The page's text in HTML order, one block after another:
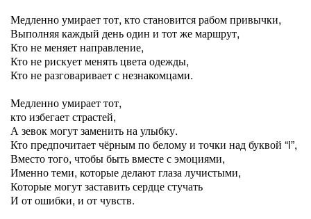
Медленно умирает тот, кто становится рабом привычки,
Выполняя каждый день один и тот же маршрут,
Кто не меняет направление,
Кто не рискует менять цвета одежды,
Кто не разговаривает с незнакомцами.
Медленно умирает тот,
кто избегает страстей,
А зевок могут заменить на улыбку.
Кто предпочитает чёрным по белому и точки над буквой “i”,
Вместо того, чтобы быть вместе с эмоциями,
Именно теми, которые делают глаза лучистыми,
Которые могут заставить сердце стучать
И от ошибки, и от чувств.